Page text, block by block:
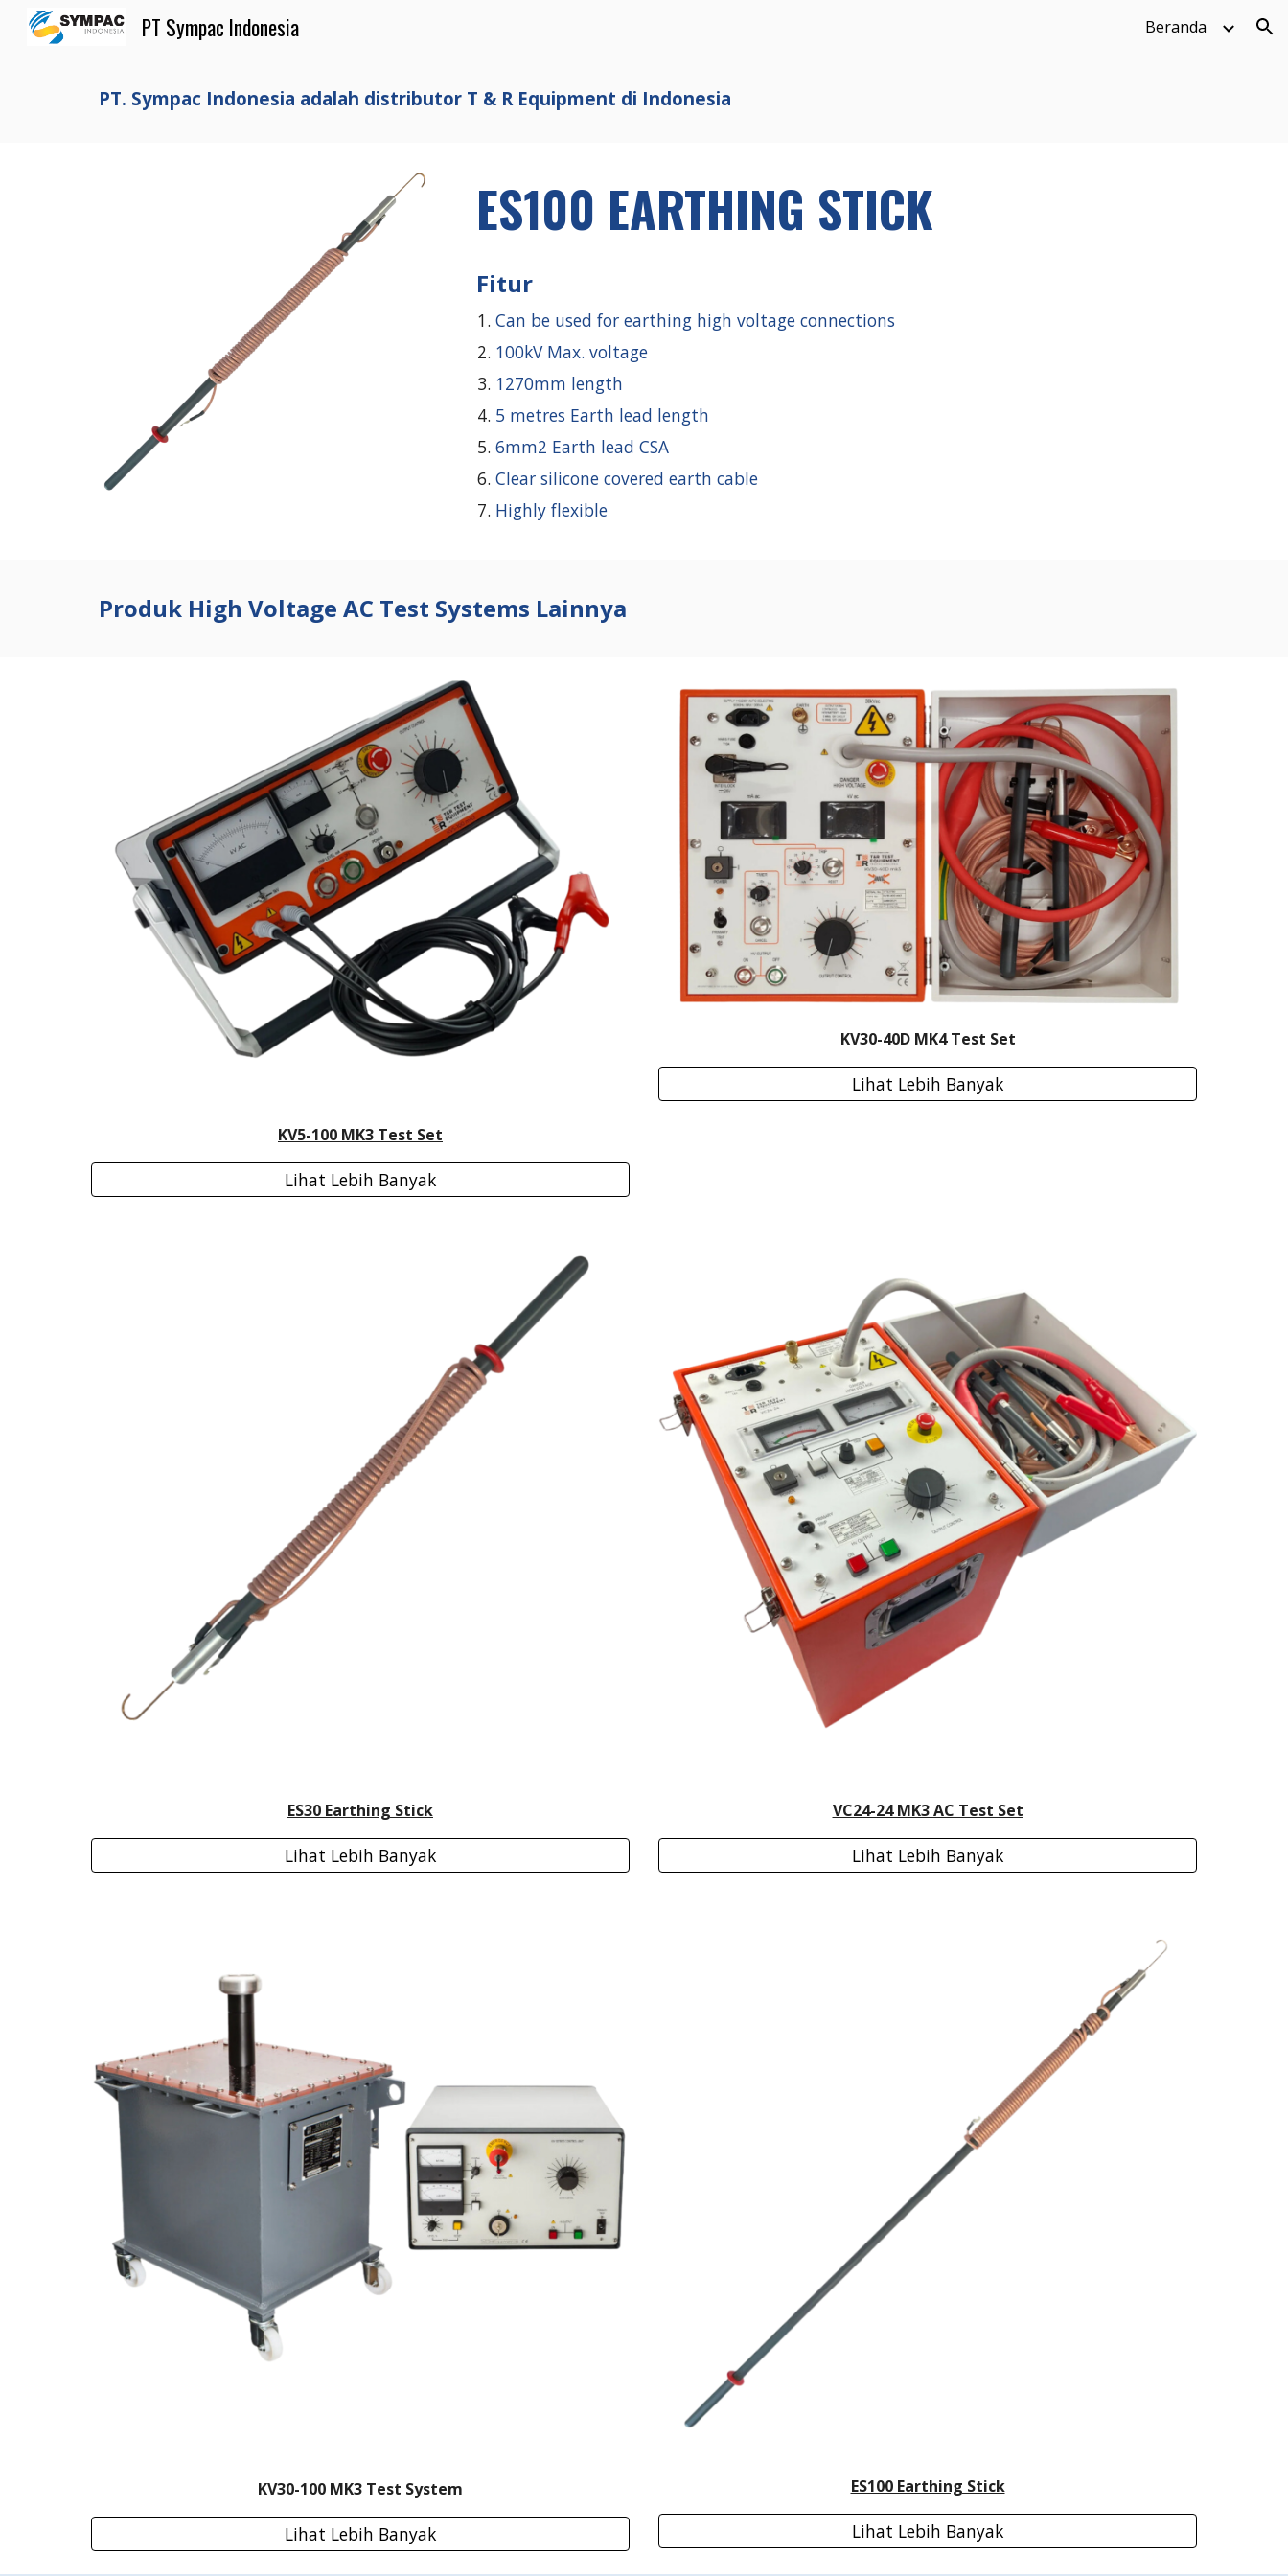
PT Sympac Indonesia Beranda
PT. Sympac Indonesia adalah distributor T & R Equipment di Indonesia
ES100 EARTHING STICK
Fitur
Can be used for earthing high voltage connections
100kV Max. voltage
1270mm length
5 metres Earth lead length
6mm2 Earth lead CSA
Clear silicone covered earth cable
Highly flexible
Produk High Voltage AC Test Systems Lainnya
KV5-100 MK3 Test Set
Lihat Lebih Banyak
KV30-40D MK4 Test Set
Lihat Lebih Banyak
ES30 Earthing Stick
Lihat Lebih Banyak
VC24-24 MK3 AC Test Set
Lihat Lebih Banyak
KV30-100 MK3 Test System
Lihat Lebih Banyak
ES100 Earthing Stick
Lihat Lebih Banyak